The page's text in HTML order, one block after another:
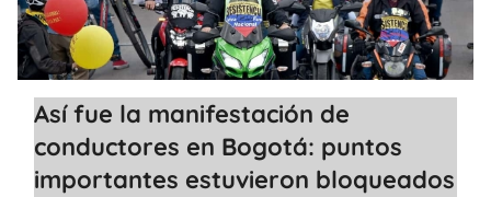
Así fue la manifestación de
conductores en Bogotá: puntos
importantes estuvieron bloqueados